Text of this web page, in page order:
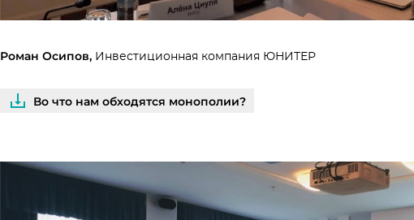
Роман Осипов, Инвестиционная компания ЮНИТЕР
Во что нам обходятся монополии?